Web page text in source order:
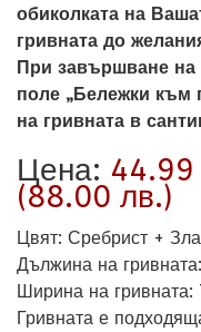
обиколката на
гривната до
При завършване на
поле „Бележки към
на гривната в
Цена: 44.99
(88.00 лв.)
Цвят: Сребрист +
Дължина на гривната:
Ширина на гривната:
Гривната е